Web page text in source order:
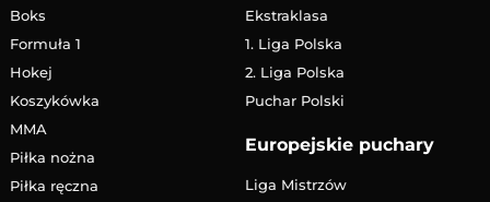
Boks
Formuła 1
Hokej
Koszykówka
MMA
Piłka nożna
Piłka ręczna
Ekstraklasa
1. Liga Polska
2. Liga Polska
Puchar Polski
Europejskie puchary
Liga Mistrzów